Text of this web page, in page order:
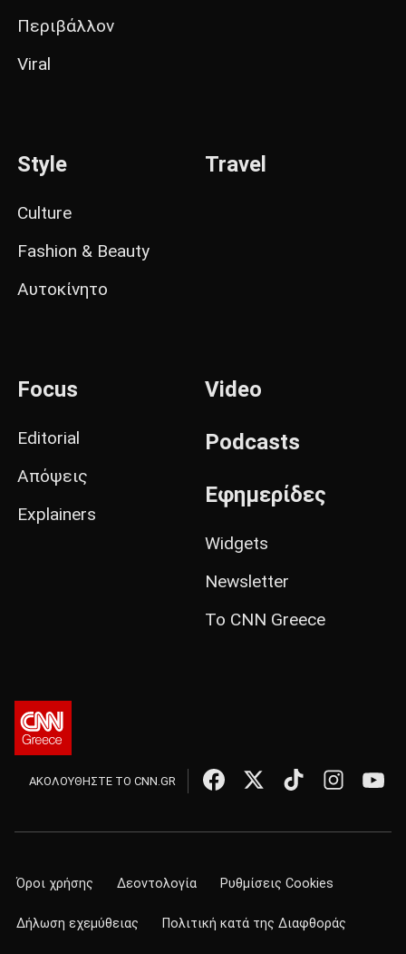
Περιβάλλον
Viral
Style
Culture
Fashion & Beauty
Αυτοκίνητο
Travel
Focus
Editorial
Απόψεις
Explainers
Video
Podcasts
Εφημερίδες
Widgets
Newsletter
Το CNN Greece
ΑΚΟΛΟΥΘΗΣΤΕ ΤΟ CNN.GR
Όροι χρήσης Δεοντολογία Ρυθμίσεις Cookies
Δήλωση εχεμύθειας Πολιτική κατά της Διαφθοράς